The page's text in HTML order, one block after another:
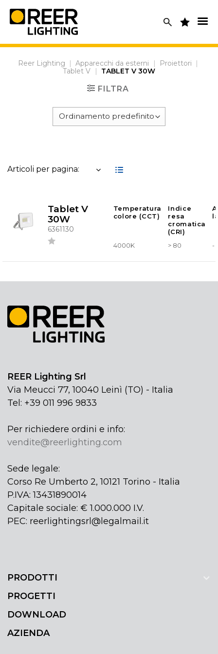
content
Reer Lighting | Apparecchi da esterni | Proiettori
|
Tablet V
| TABLET V 30W
FILTRA
Articoli per pagina:
Tablet V
30W
6361130
Temperatura
colore (CCT)
Indice
resa
cromatica
(CRI)
4000K > 80 -
REER Lighting Srl
Via Meucci 77, 10040 Leinì (TO) - Italia
Tel: +39 011 996 9833
Per richiedere ordini e info:
vendite@reerlighting.com
Sede legale:
Corso Re Umberto 2, 10121 Torino - Italia
P.IVA: 13431890014
Capitale sociale: € 1.000.000 I.V.
PEC: reerlightingsrl@legalmail.it
PRODOTTI
PROGETTI
DOWNLOAD
AZIENDA